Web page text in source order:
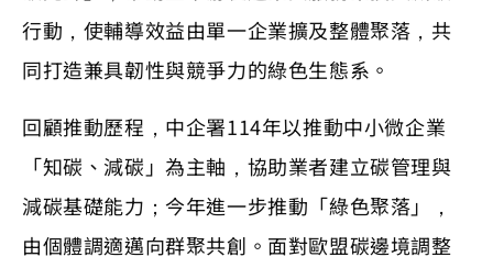
行動，使輔導效益由單一企業擴及整體聚落，共
同打造兼具韌性與競爭力的綠色生態系。
回顧推動歷程，中企署114年以推動中小微企業
「知碳、減碳」為主軸，協助業者建立碳管理與
減碳基礎能力；今年進一步推動「綠色聚落」，
由個體調適邁向群聚共創。面對歐盟碳邊境調整